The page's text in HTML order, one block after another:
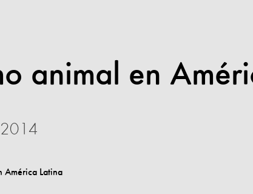
animal en